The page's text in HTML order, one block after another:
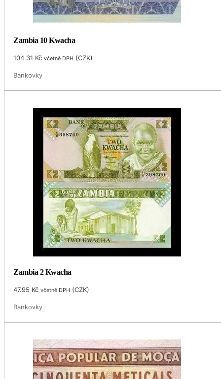
Zambia 10 Kwacha
104.31 Kč včetně DPH (CZK)
Bankovky
Zambia 2 Kwacha
47.95 Kč včetně DPH (CZK)
Bankovky